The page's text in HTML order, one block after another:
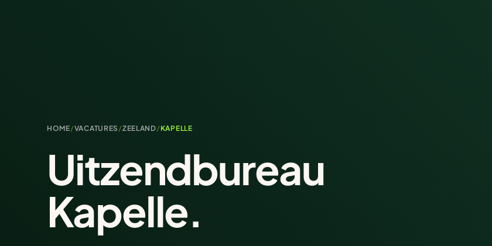
HOME/VACATURES /ZEELAND/ KAPELLE
Uitzendbureau
Kapelle.